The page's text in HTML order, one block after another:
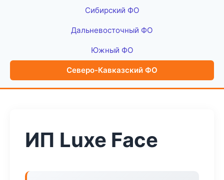
Сибирский ФО
Дальневосточный ФО
Южный ФО
Северо-Кавказский ФО
ИП Luxe Face